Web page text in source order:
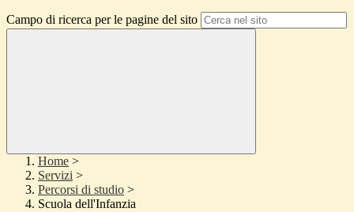
Campo di ricerca per le pagine del sito
Home >
Servizi >
Percorsi di studio >
Scuola dell'Infanzia